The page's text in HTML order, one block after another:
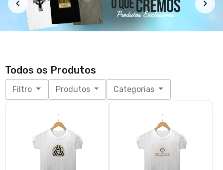
Todos os Produtos
Filtro Produtos Categorias